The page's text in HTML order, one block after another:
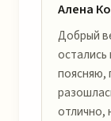
Алена
Добрый
остались
поясняю,
отлично,